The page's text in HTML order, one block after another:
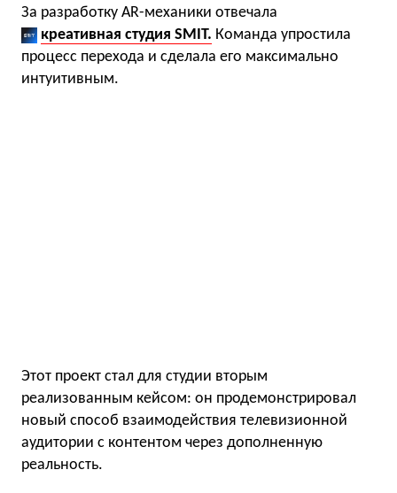
За разработку AR-механики отвечала
креативная студия SMIT. Команда упростила
процесс перехода и сделала его максимально
интуитивным.
Этот проект стал для студии вторым
реализованным кейсом: он продемонстрировал
новый способ взаимодействия телевизионной
аудитории с контентом через дополненную
реальность.